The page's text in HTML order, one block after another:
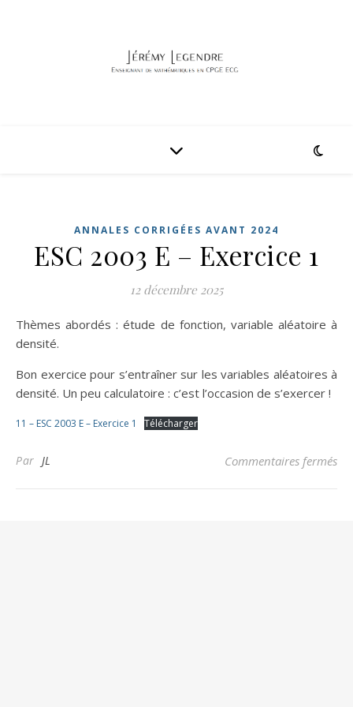
ANNALES CORRIGÉES AVANT 2024
ESC 2003 E – Exercice 1
12 décembre 2025
Thèmes abordés : étude de fonction, variable aléatoire à
densité.
Bon exercice pour s’entraîner sur les variables aléatoires à
densité. Un peu calculatoire : c’est l’occasion de s’exercer !
11 – ESC 2003 E – Exercice 1 Télécharger
Par JL Commentaires fermés